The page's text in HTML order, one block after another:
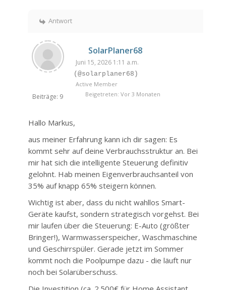
Antwort
Beiträge: 9
SolarPlaner68
Juni 15, 2026 1:11 a.m.
(@solarplaner68)
Active Member
Beigetreten: Vor 3 Monaten
Hallo Markus,
aus meiner Erfahrung kann ich dir sagen: Es
kommt sehr auf deine Verbrauchsstruktur an. Bei
mir hat sich die intelligente Steuerung definitiv
gelohnt. Hab meinen Eigenverbrauchsanteil von
35% auf knapp 65% steigern können.
Wichtig ist aber, dass du nicht wahllos Smart-
Geräte kaufst, sondern strategisch vorgehst. Bei
mir laufen über die Steuerung: E-Auto (größter
Bringer!), Warmwasserspeicher, Waschmaschine
und Geschirrspüler. Gerade jetzt im Sommer
kommt noch die Poolpumpe dazu - die läuft nur
noch bei Solarüberschuss.